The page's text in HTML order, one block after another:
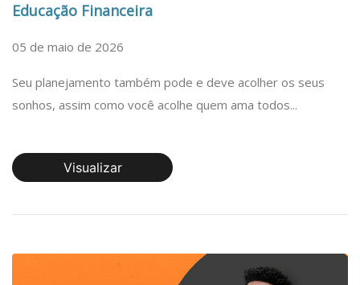
Educação Financeira
05 de maio de 2026
Seu planejamento também pode e deve acolher os seus
sonhos, assim como você acolhe quem ama todos...
Visualizar